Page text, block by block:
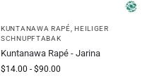
KUNTANAWA RAPÉ ,HEILIGER
SCHNUPFTABAK
Kuntanawa Rapé - Jarina
$14.00 - $90.00